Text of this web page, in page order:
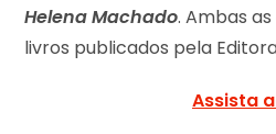
Helena Machado. Ambas
livros publicados pela
Assista